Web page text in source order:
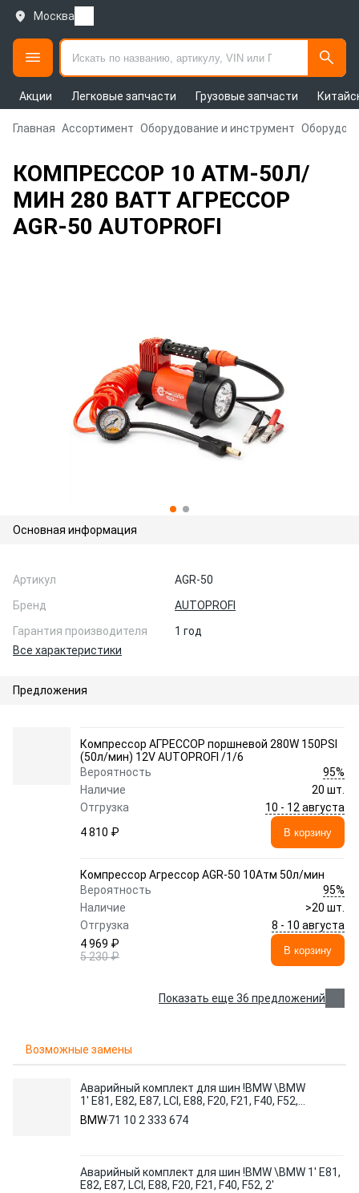
Москва
Акции Легковые запчасти Грузовые запчасти
Главная Ассортимент Оборудование и инструмент
КОМПРЕССОР 10 АТМ-50Л/
МИН 280 ВАТТ АГРЕССОР
AGR-50 AUTOPROFI
Основная информация
Артикул
AGR-50
Бренд
AUTOPROFI
Гарантия производителя
1 год
Все характеристики
Предложения
Компрессор АГРЕССОР поршневой 280W 150PSI
(50л/мин) 12V AUTOPROFI /1/6
Вероятность
95%
Наличие
20 шт.
Отгрузка
10 - 12 августа
4 810 ₽
В корзину
Компрессор Агрессор AGR-50 10Атм 50л/мин
Вероятность
95%
Наличие
>20 шт.
Отгрузка
8 - 10 августа
4 969 ₽
5 230 ₽
В корзину
Показать еще 36 предложений
Возможные замены
Аварийный комплект для шин !BMW \BMW
1' E81, E82, E87, LCI, E88, F20, F21, F40, F52,
2'
BMW71 10 2 333 674
Аварийный комплект для шин !BMW \BMW 1' E81,
E82, E87, LCI, E88, F20, F21, F40, F52, 2'